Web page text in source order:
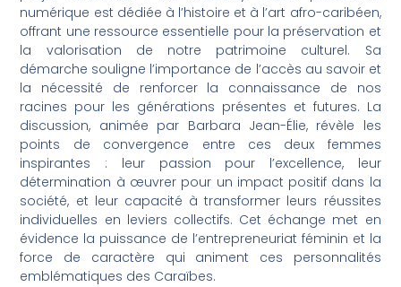
numérique est dédiée à l’histoire et à l’art afro-caribéen,
offrant une ressource essentielle pour la préservation et
la valorisation de notre patrimoine culturel. Sa
démarche souligne l’importance de l’accès au savoir et
la nécessité de renforcer la connaissance de nos
racines pour les générations présentes et futures. La
discussion, animée par Barbara Jean-Élie, révèle les
points de convergence entre ces deux femmes
inspirantes : leur passion pour l’excellence, leur
détermination à œuvrer pour un impact positif dans la
société, et leur capacité à transformer leurs réussites
individuelles en leviers collectifs. Cet échange met en
évidence la puissance de l’entrepreneuriat féminin et la
force de caractère qui animent ces personnalités
emblématiques des Caraïbes.